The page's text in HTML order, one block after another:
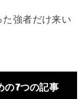
た強者だけ来い
の7つの記事